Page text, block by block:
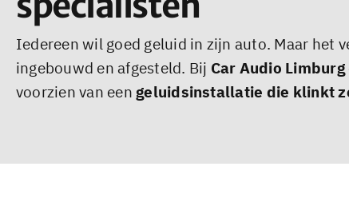
Iedereen wil goed geluid in zijn auto. Maar het
ingebouwd en afgesteld. Bij Car Audio Limburg
voorzien van een geluidsinstallatie die klinkt